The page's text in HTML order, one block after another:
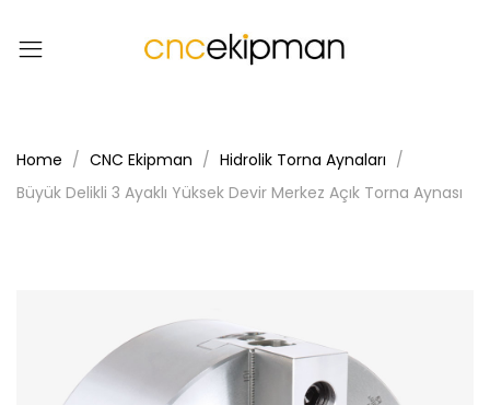
Home CNC Ekipman
Hidrolik Torna Aynaları
Büyük Delikli 3 Ayaklı Yüksek Devir Merkez Açık Torna Aynası